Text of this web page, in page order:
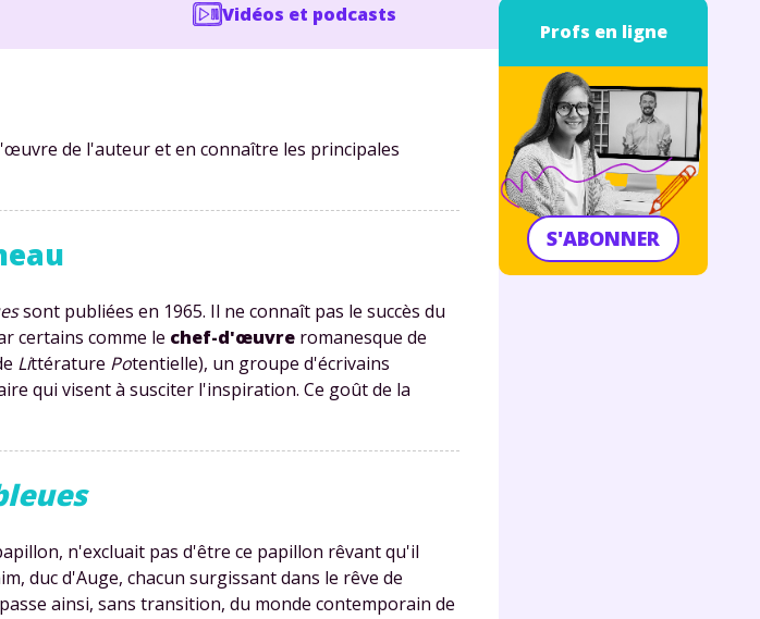
Vidéos et podcasts
de l'auteur et en connaître les principales
sont publiées en 1965. Il ne connaît pas le succès du
certains comme le chef-d'œuvre romanesque de
Littérature Potentielle), un groupe d'écrivains
qui visent à susciter l'inspiration. Ce goût de la
n'excluait pas d'être ce papillon rêvant qu'il
duc d'Auge, chacun surgissant dans le rêve de
ainsi, sans transition, du monde contemporain de
Profs en ligne
S'ABONNER